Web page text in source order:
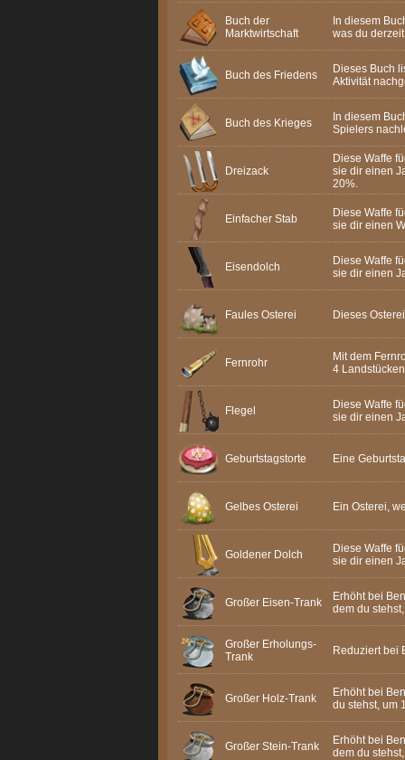
Buch der
Marktwirtschaft
In diesem
was du
Buch des Friedens
Dieses Buch
Aktivität
Buch des Krieges
In diesem
Spielers
Dreizack
Diese Waffe
sie dir einen
20%.
Einfacher Stab
Diese Waffe
sie dir einen
Eisendolch
Diese Waffe
sie dir einen
Faules Osterei Dieses
Fernrohr
Mit dem
4
Flegel
Diese Waffe
sie dir einen
Geburtstagstorte Eine
Gelbes Osterei Ein Osterei,
Goldener Dolch
Diese Waffe
sie dir einen
Großer Eisen-Trank
Erhöht bei
dem du
Großer Erholungs-
Trank
Reduziert bei
Großer Holz-Trank
Erhöht bei
du stehst, um
Großer Stein-Trank
Erhöht bei
dem du